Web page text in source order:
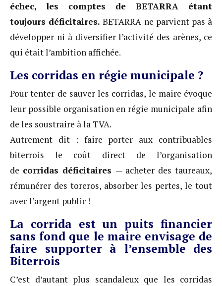
échec, les comptes de BETARRA étant
toujours déficitaires. BETARRA ne parvient pas à
développer ni à diversifier l’activité des arènes, ce
qui était l’ambition affichée.
Les corridas en régie municipale ?
Pour tenter de sauver les corridas, le maire évoque
leur possible organisation en régie municipale afin
de les soustraire à la TVA.
Autrement dit : faire porter aux contribuables
biterrois le coût direct de l’organisation
de corridas déficitaires — acheter des taureaux,
rémunérer des toreros, absorber les pertes, le tout
avec l’argent public !
La corrida est un puits financier
sans fond que le maire envisage de
faire supporter à l’ensemble des
Biterrois
C’est d’autant plus scandaleux que les corridas